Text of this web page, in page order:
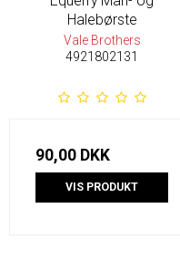
Halebørste
Vale Brothers
4921802131
90,00 DKK
VIS PRODUKT